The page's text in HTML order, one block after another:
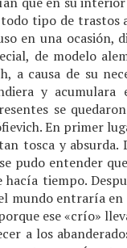
tipo de trastos
en una ocasión,
de modelo
a causa de su
y
se
En primer
tosca y
pudo entender
tiempo.
mundo entraría en
ese «crío»
a los